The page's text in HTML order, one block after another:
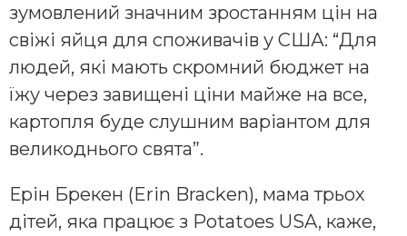
зумовлений значним зростанням цін на
свіжі яйця для споживачів у США: “Для
людей, які мають скромний бюджет на
їжу через завищені ціни майже на все,
картопля буде слушним варіантом для
великоднього свята”.
Ерін Брекен (Erin Bracken), мама трьох
дітей, яка працює з Potatoes USA, каже,